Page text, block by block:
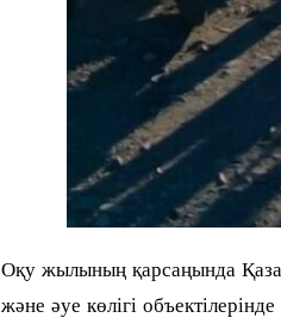
Оқу жылының қарсаңында
және әуе көлігі